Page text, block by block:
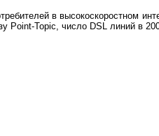
в высокоскоростном
Point-Topic, число DSLлиний в